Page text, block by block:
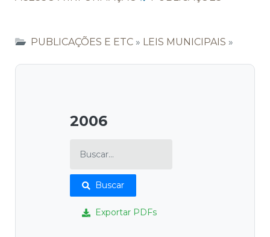
PUBLICAÇÕES E ETC » LEIS MUNICIPAIS »
2006
Buscar
Exportar PDFs